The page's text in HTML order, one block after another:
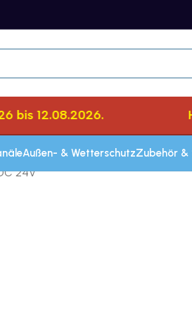
12.08.2026.
Außen- & WetterschutzZubehör &
24V